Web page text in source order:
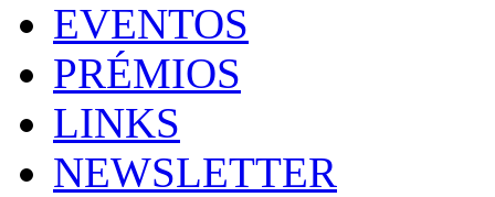
EVENTOS
PRÉMIOS
LINKS
NEWSLETTER